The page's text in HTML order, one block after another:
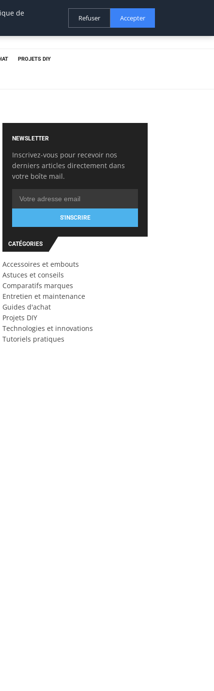
PROJETS DIY
NEWSLETTER
Inscrivez-vous pour recevoir nos
derniers articles directement dans
votre boîte mail.
S'INSCRIRE
CATÉGORIES
Accessoires et embouts
Astuces et conseils
Comparatifs marques
Entretien et maintenance
Guides d'achat
Projets DIY
Technologies et innovations
Tutoriels pratiques
de
Refuser Accepter